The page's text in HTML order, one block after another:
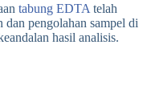
tabung EDTA telah
pengolahan sampel di
hasil analisis.